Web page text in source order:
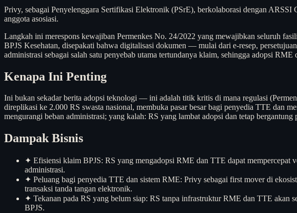
Privy, sebagai Penyelenggara Sertifikasi Elektronik (PSrE), berkolaborasi dengan
anggota asosiasi.
Langkah ini merespons kewajiban Permenkes No. 24/2022 yang mewajibkan seluruh
BPJS Kesehatan, disepakati bahwa digitalisasi dokumen — mulai dari e-resep,
administrasi sebagai salah satu penyebab utama tertundanya klaim, sehingga adopsi
Kenapa Ini Penting
Ini bukan sekadar berita adopsi teknologi — ini adalah titik kritis di mana regulasi
direplikasi ke 2.000 RS swasta nasional, membuka pasar besar bagi penyedia TTE dan
mengurangi beban administrasi; yang kalah: RS yang lambat adopsi dan tetap bergantung
Dampak Bisnis
✦ Efisiensi klaim BPJS: RS yang mengadopsi RME dan TTE dapat mempercepat
administrasi.
✦ Peluang bagi penyedia TTE dan sistem RME: Privy sebagai first mover di
transaksi tanda tangan elektronik.
✦ Tekanan pada RS yang belum siap: RS tanpa infrastruktur RME dan TTE akan
BPJS.